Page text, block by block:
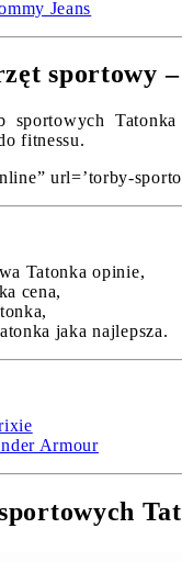
Jeans
sportowy
sportowych
fitnessu.
url=’torby-
Tatonka opinie,
cena,
jaka najlepsza.
Armour